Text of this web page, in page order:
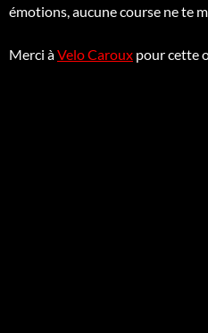
émotions, aucune course ne te
Merci àVelo Caroux pour cette